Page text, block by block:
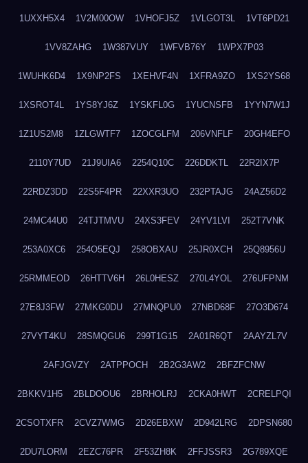
1UXXH5X4 1V2M00OW 1VHOFJ5Z 1VLGOT3L 1VT6PD21
1VV8ZAHG 1W387VUY 1WFVB76Y 1WPX7P03
1WUHK6D4 1X9NP2FS 1XEHVF4N 1XFRA9ZO 1XS2YS68
1XSROT4L 1YS8YJ6Z 1YSKFL0G 1YUCNSFB 1YYN7W1J
1Z1US2M8 1ZLGWTF7 1ZOCGLFM 206VNFLF 20GH4EFO
2110Y7UD 21J9UIA6 2254Q10C 226DDKTL 22R2IX7P
22RDZ3DD 22S5F4PR 22XXR3UO 232PTAJG 24AZ56D2
24MC44U0 24TJTMVU 24XS3FEV 24YV1LVI 252T7VNK
253A0XC6 254O5EQJ 258OBXAU 25JR0XCH 25Q8956U
25RMMEOD 26HTTV6H 26L0HESZ 270L4YOL 276UFPNM
27E8J3FW 27MKG0DU 27MNQPU0 27NBD68F 27O3D674
27VYT4KU 28SMQGU6 299T1G15 2A01R6QT 2AAYZL7V
2AFJGVZY 2ATPPOCH 2B2G3AW2 2BFZFCNW
2BKKV1H5 2BLDOOU6 2BRHOLRJ 2CKA0HWT 2CRELPQI
2CSOTXFR 2CVZ7WMG 2D26EBXW 2D942LRG 2DPSN680
2DU7LORM 2EZC76PR 2F53ZH8K 2FFJSSR3 2G789XQE